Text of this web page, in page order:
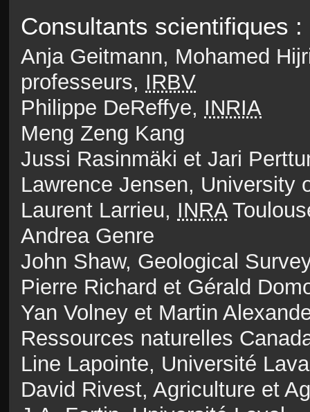
Consultants scientifiques :
Anja Geitmann, Mohamed
professeurs, IRBV
Philippe DeReffye, INRIA
Meng Zeng Kang
Jussi Rasinmäki et Jari
Lawrence Jensen, University
Laurent Larrieu, INRA
Andrea Genre
John Shaw, Geological
Pierre Richard et Gérald
Yan Volney et Martin
Ressources naturelles
Line Lapointe, Université
David Rivest, Agriculture et